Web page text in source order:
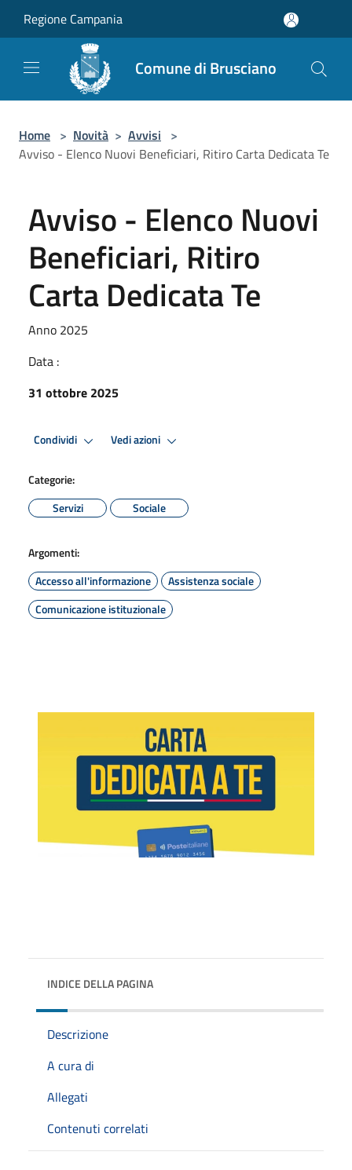
Regione Campania
Comune di Brusciano
Home > Novità > Avvisi >
Avviso - Elenco Nuovi Beneficiari, Ritiro Carta Dedicata Te
Avviso - Elenco Nuovi
Beneficiari, Ritiro
Carta Dedicata Te
Anno 2025
Data :
31 ottobre 2025
Condividi Vedi azioni
Categorie:
Servizi
Sociale
Argomenti:
Accesso all'informazione
Assistenza sociale
Comunicazione istituzionale
INDICE DELLA PAGINA
Descrizione
A cura di
Allegati
Contenuti correlati